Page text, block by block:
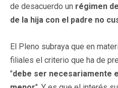
de desacuerdo un régimen
de la hija con el padre no
El Pleno subraya que en
filiales el criterio que ha de
"debe ser necesariamente